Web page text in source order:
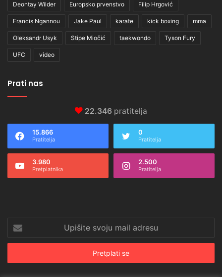
Deontay Wilder Europsko prvenstvo Filip Hrgović
Francis Ngannou Jake Paul karate kick boxing mma
Oleksandr Usyk Stipe Miočić taekwondo Tyson Fury
UFC video
Prati nas
22.346 pratitelja
15.866
Pratitelja
0
Pratitelja
3.980
Pretplatnika
2.500
Pratitelja
svoju
mail